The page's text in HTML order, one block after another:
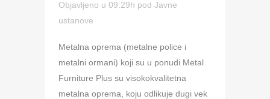
Objavljeno u 09:29h pod Javne
ustanove
Metalna oprema (metalne police i
metalni ormani) koji su u ponudi Metal
Furniture Plus su visokokvalitetna
metalna oprema, koju odlikuje dugi vek